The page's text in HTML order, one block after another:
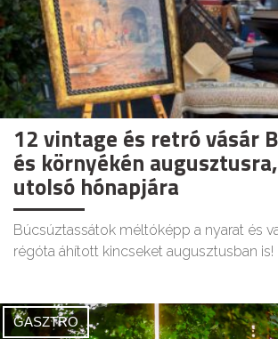
12 vintage és retró vásár
és környékén
utolsó hónapjára
Búcsúztassátok méltóképp a nyarat és
régóta áhított kincseket augusztusban is!
GASZTRO